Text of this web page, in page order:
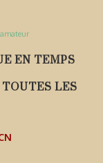
EN TEMPS
LES